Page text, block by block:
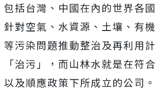
包括台灣、中國在內的世界各
針對空氣、水資源、土壤、有
等污染問題推動整治及再利用
「治污」，而山林水就是在符
以及順應政策下所成立的公司。